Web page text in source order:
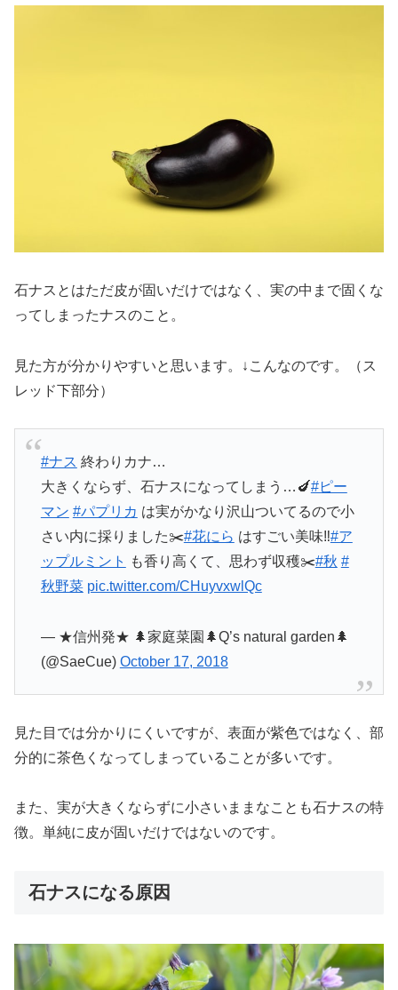
石ナスとはただ皮が固いだけではなく、実の中まで固くな
ってしまったナスのこと。
見た方が分かりやすいと思います。↓こんなのです。（ス
レッド下部分）
#ナス 終わりカナ…
大きくならず、石ナスになってしまう…🍆#ピー
マン #パプリカ は実がかなり沢山ついてるので小
さい内に採りました✂️#花にら はすごい美味‼️#ア
ップルミント
も香り高くて、思わず収穫✂️#秋 #
秋野菜 pic.twitter.com/CHuyvxwlQc
— ★信州発★ 🌲家庭菜園🌲Q’s natural garden🌲
(@SaeCue) October 17, 2018
見た目では分かりにくいですが、表面が紫色ではなく、部
分的に茶色くなってしまっていることが多いです。
また、実が大きくならずに小さいままなことも石ナスの特
徴。単純に皮が固いだけではないのです。
石ナスになる原因